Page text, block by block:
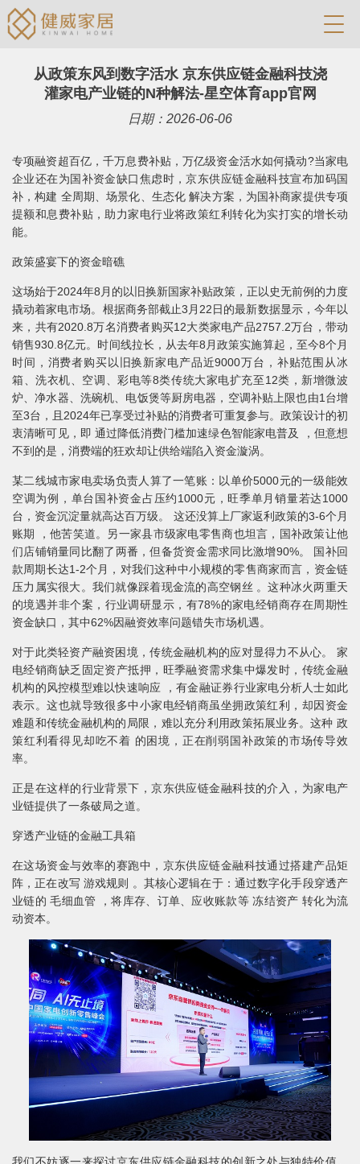
从政策东风到数字活水 京东供应链金融科技浇
灌家电产业链的N种解法-星空体育app官网
日期：2026-06-06
专项融资超百亿，千万息费补贴，万亿级资金活水如何撬动?当家电
企业还在为国补资金缺口焦虑时，京东供应链金融科技宣布加码国
补，构建 全周期、场景化、生态化 解决方案，为国补商家提供专项
提额和息费补贴，助力家电行业将政策红利转化为实打实的增长动
能。
政策盛宴下的资金暗礁
这场始于2024年8月的以旧换新国家补贴政策，正以史无前例的力度
撬动着家电市场。根据商务部截止3月22日的最新数据显示，今年以
来，共有2020.8万名消费者购买12大类家电产品2757.2万台，带动
销售930.8亿元。时间线拉长，从去年8月政策实施算起，至今8个月
时间，消费者购买以旧换新家电产品近9000万台，补贴范围从冰
箱、洗衣机、空调、彩电等8类传统大家电扩充至12类，新增微波
炉、净水器、洗碗机、电饭煲等厨房电器，空调补贴上限也由1台增
至3台，且2024年已享受过补贴的消费者可重复参与。政策设计的初
衷清晰可见，即 通过降低消费门槛加速绿色智能家电普及 ，但意想
不到的是，消费端的狂欢却让供给端陷入资金漩涡。
某二线城市家电卖场负责人算了一笔账：以单价5000元的一级能效
空调为例，单台国补资金占压约1000元，旺季单月销量若达1000
台，资金沉淀量就高达百万级。 这还没算上厂家返利政策的3-6个月
账期 ，他苦笑道。另一家县市级家电零售商也坦言，国补政策让他
们店铺销量同比翻了两番，但备货资金需求同比激增90%。 国补回
款周期长达1-2个月，对我们这种中小规模的零售商家而言，资金链
压力属实很大。我们就像踩着现金流的高空钢丝 。这种冰火两重天
的境遇并非个案，行业调研显示，有78%的家电经销商存在周期性
资金缺口，其中62%因融资效率问题错失市场机遇。
对于此类轻资产融资困境，传统金融机构的应对显得力不从心。 家
电经销商缺乏固定资产抵押，旺季融资需求集中爆发时，传统金融
机构的风控模型难以快速响应 ，有金融证券行业家电分析人士如此
表示。这也就导致很多中小家电经销商虽坐拥政策红利，却因资金
难题和传统金融机构的局限，难以充分利用政策拓展业务。这种 政
策红利看得见却吃不着 的困境，正在削弱国补政策的市场传导效
率。
正是在这样的行业背景下，京东供应链金融科技的介入，为家电产
业链提供了一条破局之道。
穿透产业链的金融工具箱
在这场资金与效率的赛跑中，京东供应链金融科技通过搭建产品矩
阵，正在改写 游戏规则 。其核心逻辑在于：通过数字化手段穿透产
业链的 毛细血管 ，将库存、订单、应收账款等 冻结资产 转化为流
动资本。